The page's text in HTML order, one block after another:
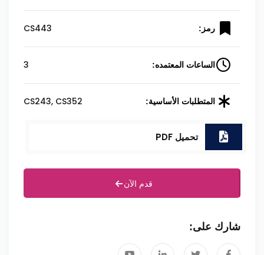
رمز: CS443
الساعات المعتمده: 3
المتطلبات الأساسية: CS243, CS352
تحميل PDF
قدم الآن
شارك على: